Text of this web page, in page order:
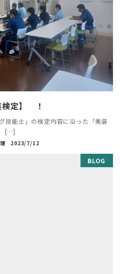
定】 ！
技能士」の検定内容に沿った「美装
[…]
2023/7/12
BLOG